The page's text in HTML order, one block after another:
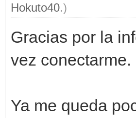
Hokuto40.)
Gracias por la
vez conectarme.
Ya me queda